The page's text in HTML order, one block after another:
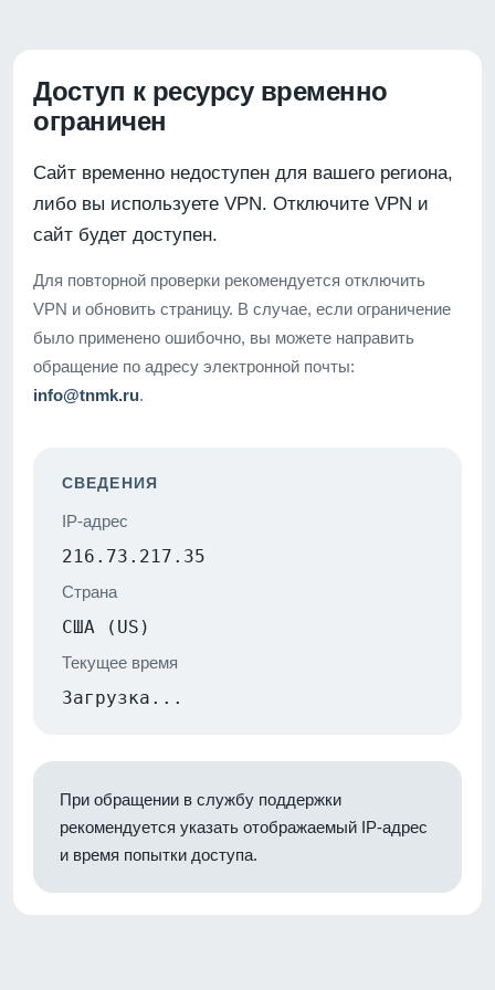
Доступ к ресурсу временно
ограничен
Сайт временно недоступен для вашего региона,
либо вы используете VPN. Отключите VPN и
сайт будет доступен.
Для повторной проверки рекомендуется отключить
VPN и обновить страницу. В случае, если ограничение
было применено ошибочно, вы можете направить
обращение по адресу электронной почты:
info@tnmk.ru.
СВЕДЕНИЯ
IP-адрес
216.73.217.35
Страна
США (US)
Текущее время
Загрузка...
При обращении в службу поддержки
рекомендуется указать отображаемый IP-адрес
и время попытки доступа.